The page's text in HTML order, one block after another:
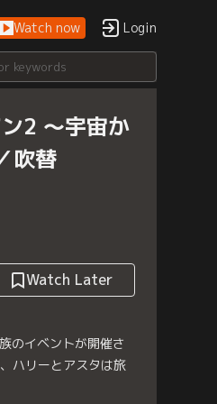
Watch now Login
2 ～宇宙か
吹替
Watch Later
のイベントが開催さ
ハリーとアスタは旅